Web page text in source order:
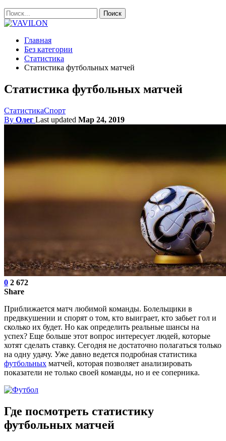
Главная
Без категории
Статистика
Статистика футбольных матчей
Статистика футбольных матчей
СтатистикаСпорт
By Олег Last updated Мар 24, 2019
0 2 672
Share
Приближается матч любимой команды. Болельщики в
предвкушении и спорят о том, кто выиграет, кто забьет гол и
сколько их будет. Но как определить реальные шансы на
успех? Еще больше этот вопрос интересует людей, которые
хотят сделать ставку. Сегодня не достаточно полагаться только
на одну удачу. Уже давно ведется подробная статистика
футбольных матчей, которая позволяет анализировать
показатели не только своей команды, но и ее соперника.
Где посмотреть статистику
футбольных матчей